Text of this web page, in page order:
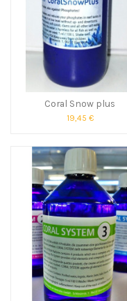
Coral Snow plus
19,45 €